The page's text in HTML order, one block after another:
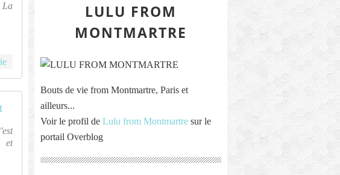
La
et
LULU FROM
MONTMARTRE
Bouts de vie from Montmartre, Paris et
ailleurs...
Voir le profil de Lulu from Montmartre sur le
portail Overblog